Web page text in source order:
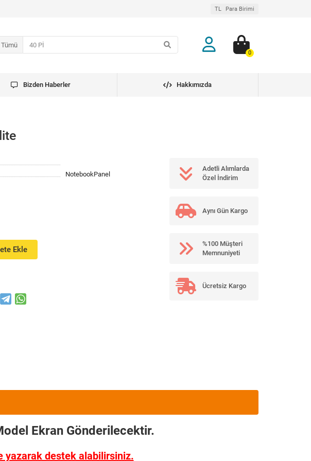
TL Para Birimi
Tümü
0
Bizden Haberler Hakkımızda
NotebookPanel
Ekle
Adetli Alımlarda
Özel İndirim
Aynı Gün Kargo
%100 Müşteri
Memnuniyeti
Ücretsiz Kargo
Ekran Gönderilecektir.
yazarak destek alabilirsiniz.